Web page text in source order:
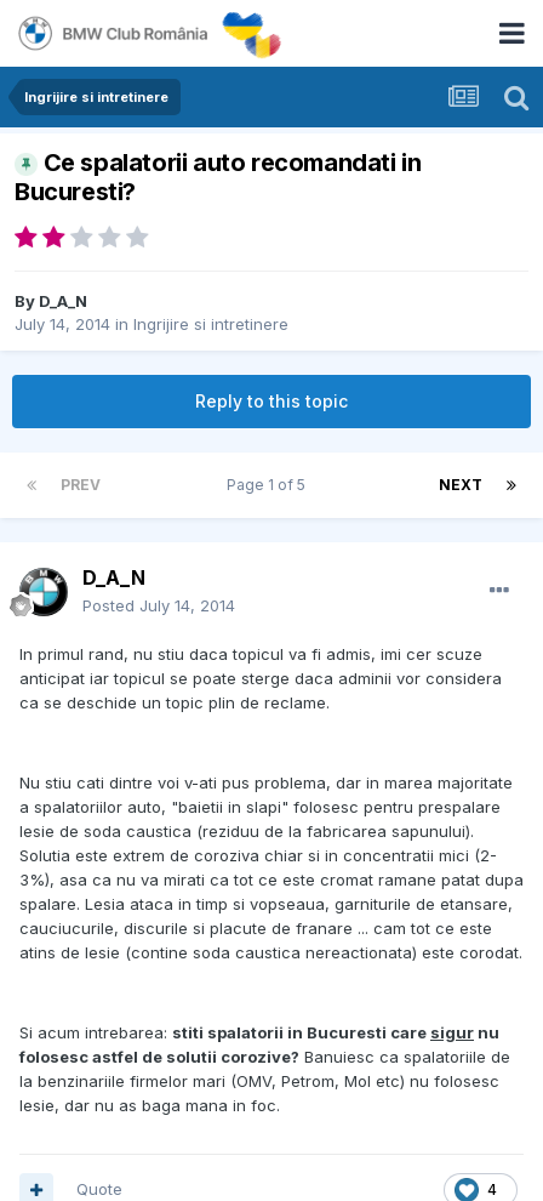
Ingrijire si intretinere
Ce spalatorii auto recomandati in
Bucuresti?
By D_A_N
July 14, 2014 in Ingrijire si intretinere
Reply to this topic
PREV NEXT
Page 1 of 5
D_A_N
Posted July 14, 2014
In primul rand, nu stiu daca topicul va fi admis, imi cer scuze
anticipat iar topicul se poate sterge daca adminii vor considera
ca se deschide un topic plin de reclame.
Nu stiu cati dintre voi v-ati pus problema, dar in marea majoritate
a spalatoriilor auto, "baietii in slapi" folosesc pentru prespalare
lesie de soda caustica (reziduu de la fabricarea sapunului).
Solutia este extrem de coroziva chiar si in concentratii mici (2-
3%), asa ca nu va mirati ca tot ce este cromat ramane patat dupa
spalare. Lesia ataca in timp si vopseaua, garniturile de etansare,
cauciucurile, discurile si placute de franare ... cam tot ce este
atins de lesie (contine soda caustica nereactionata) este corodat.
Si acum intrebarea: stiti spalatorii in Bucuresti care sigur nu
folosesc astfel de solutii corozive? Banuiesc ca spalatoriile de
la benzinariile firmelor mari (OMV, Petrom, Mol etc) nu folosesc
lesie, dar nu as baga mana in foc.
4
Quote